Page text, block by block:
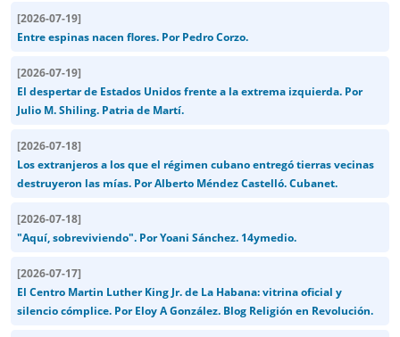
[2026-07-19]
Entre espinas nacen flores. Por Pedro Corzo.
[2026-07-19]
El despertar de Estados Unidos frente a la extrema izquierda. Por
Julio M. Shiling. Patria de Martí.
[2026-07-18]
Los extranjeros a los que el régimen cubano entregó tierras vecinas
destruyeron las mías. Por Alberto Méndez Castelló. Cubanet.
[2026-07-18]
"Aquí, sobreviviendo". Por Yoani Sánchez. 14ymedio.
[2026-07-17]
El Centro Martin Luther King Jr. de La Habana: vitrina oficial y
silencio cómplice. Por Eloy A González. Blog Religión en Revolución.